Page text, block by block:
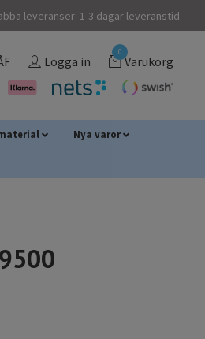
leveranser: 1-3 dagar leveranstid
Logga in
0
Varukorg
Nya varor